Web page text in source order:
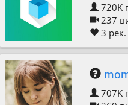
720K
237
3
707K